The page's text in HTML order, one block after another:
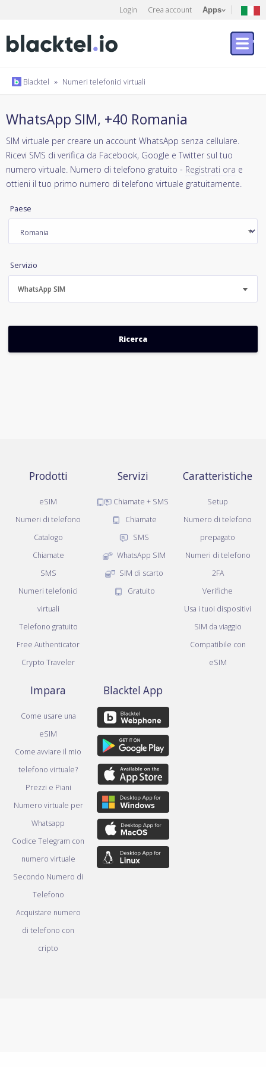
Login Crea account Apps
Blacktel » Numeri telefonici virtuali
WhatsApp SIM, +40 Romania
SIM virtuale per creare un account WhatsApp senza cellulare.
Ricevi SMS di verifica da Facebook, Google e Twitter sul tuo
numero virtuale. Numero di telefono gratuito - Registrati ora e
ottieni il tuo primo numero di telefono virtuale gratuitamente.
Paese
Servizio
WhatsApp SIM
Prodotti
eSIM
Numeri di telefono
Catalogo
Chiamate
SMS
Numeri telefonici
virtuali
Telefono gratuito
Free Authenticator
Crypto Traveler
Servizi
Chiamate + SMS
Chiamate
SMS
WhatsApp SIM
SIM di scarto
Gratuito
Caratteristiche
Setup
Numero di telefono
prepagato
Numeri di telefono
2FA
Verifiche
Usa i tuoi dispositivi
SIM da viaggio
Compatibile con
eSIM
Impara
Come usare una
eSIM
Come avviare il mio
telefono virtuale?
Prezzi e Piani
Numero virtuale per
Whatsapp
Codice Telegram con
numero virtuale
Secondo Numero di
Telefono
Acquistare numero
di telefono con
cripto
Blacktel App